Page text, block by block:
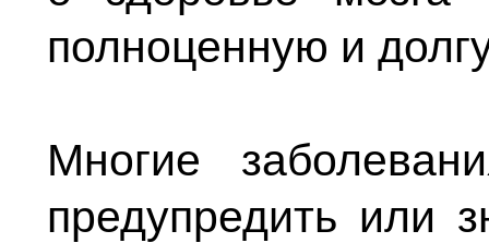
полноценную и
Многие
предупредить или